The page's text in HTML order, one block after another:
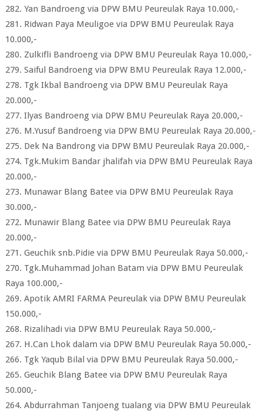
282. Yan Bandroeng via DPW BMU Peureulak Raya 10.000,-
281. Ridwan Paya Meuligoe via DPW BMU Peureulak Raya
10.000,-
280. Zulkifli Bandroeng via DPW BMU Peureulak Raya 10.000,-
279. Saiful Bandroeng via DPW BMU Peureulak Raya 12.000,-
278. Tgk Ikbal Bandroeng via DPW BMU Peureulak Raya
20.000,-
277. Ilyas Bandroeng via DPW BMU Peureulak Raya 20.000,-
276. M.Yusuf Bandroeng via DPW BMU Peureulak Raya 20.000,-
275. Dek Na Bandrong via DPW BMU Peureulak Raya 20.000,-
274. Tgk.Mukim Bandar jhalifah via DPW BMU Peureulak Raya
20.000,-
273. Munawar Blang Batee via DPW BMU Peureulak Raya
30.000,-
272. Munawir Blang Batee via DPW BMU Peureulak Raya
20.000,-
271. Geuchik snb.Pidie via DPW BMU Peureulak Raya 50.000,-
270. Tgk.Muhammad Johan Batam via DPW BMU Peureulak
Raya 100.000,-
269. Apotik AMRI FARMA Peureulak via DPW BMU Peureulak
150.000,-
268. Rizalihadi via DPW BMU Peureulak Raya 50.000,-
267. H.Can Lhok dalam via DPW BMU Peureulak Raya 50.000,-
266. Tgk Yaqub Bilal via DPW BMU Peureulak Raya 50.000,-
265. Geuchik Blang Batee via DPW BMU Peureulak Raya
50.000,-
264. Abdurrahman Tanjoeng tualang via DPW BMU Peureulak